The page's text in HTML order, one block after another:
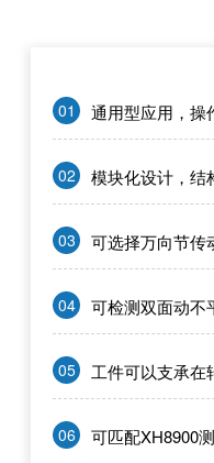
01 通用型应用，操
02 模块化设计，结
03 可选择万向节传
04 可检测双面动不
05 工件可以支承在
06 可匹配XH8900